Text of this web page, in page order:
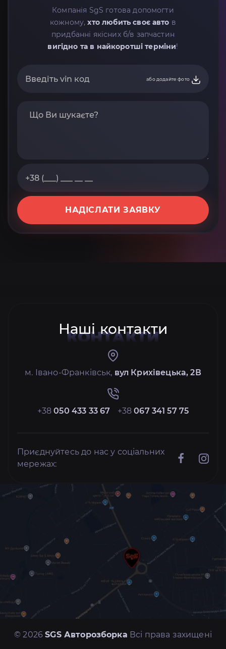
Компанія SgS готова допомогти
кожному,хто любить своє авто в
придбанні якісних б/в запчастин
вигідно та в найкоротші терміни!
або додайте фото
НАДІСЛАТИ ЗАЯВКУ
Наші контакти
КОНТАКТИ
м. Івано-Франківськ, вул Крихівецька, 2В
+38050 433 33 67 +38067 341 57 75
Приєднуйтесь до нас у соціальних
мережах:
© 2026SGS Авторозборка Всі права захищені